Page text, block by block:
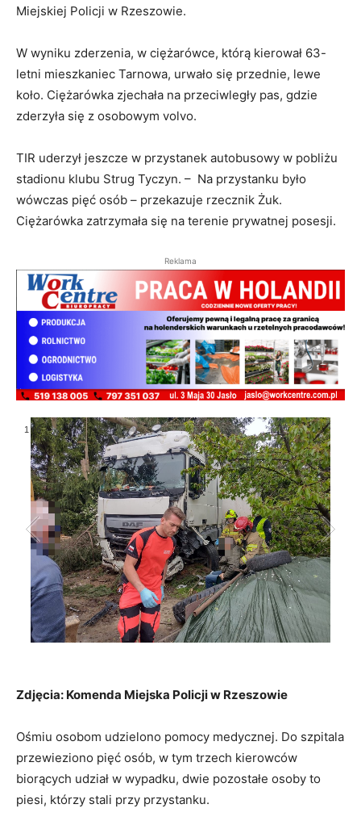
Miejskiej Policji w Rzeszowie.
W wyniku zderzenia, w ciężarówce, którą kierował 63-
letni mieszkaniec Tarnowa, urwało się przednie, lewe
koło. Ciężarówka zjechała na przeciwległy pas, gdzie
zderzyła się z osobowym volvo.
TIR uderzył jeszcze w przystanek autobusowy w pobliżu
stadionu klubu Strug Tyczyn. – Na przystanku było
wówczas pięć osób – przekazuje rzecznik Żuk.
Ciężarówka zatrzymała się na terenie prywatnej posesji.
Reklama
1 /6
Zdjęcia: Komenda Miejska Policji w Rzeszowie
Ośmiu osobom udzielono pomocy medycznej. Do szpitala
przewieziono pięć osób, w tym trzech kierowców
biorących udział w wypadku, dwie pozostałe osoby to
piesi, którzy stali przy przystanku.